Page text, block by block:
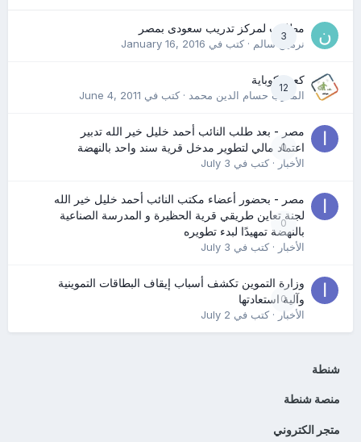
3
مطلوب لمركز تدريب سعودى بمصر
نرمين سالم· كتب في January 16, 2016
12
كعب كوباية
المدرب حسام الدين محمد· كتب في June 4, 2011
0
مصر - بعد طلب النائب أحمد خليل خير الله تدبير
اعتماد مالي لتطوير مدخل قرية سند واحد بالنهضة
الأخبار· كتب في July 3
0
مصر - بحضور أعضاء مكتب النائب أحمد خليل خير الله
لجنة تعاين طريقي قرية الحظيرة و المدرسة الصناعية
بالنهضة تمهيدًا لبدء تطويره
الأخبار· كتب في July 3
0
وزارة التموين تكشف أسباب إيقاف البطاقات التموينية
وآلية استعادتها
الأخبار· كتب في July 2
شنطة
منصة شنطة
متجر الكتروني